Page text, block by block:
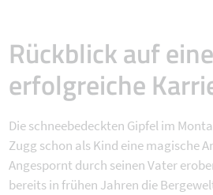
Rückblick auf
erfolgreiche
Die schneebedeckten Gipfel im
Zugg schon als Kind eine magische
Angespornt durch seinen Vater
bereits in frühen Jahren die